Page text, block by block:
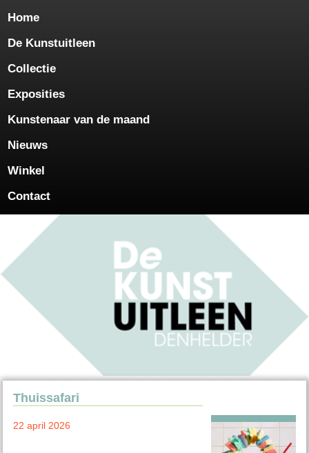
Home
De Kunstuitleen
Collectie
Exposities
Kunstenaar van de maand
Nieuws
Winkel
Contact
Thuissafari
22 april 2026